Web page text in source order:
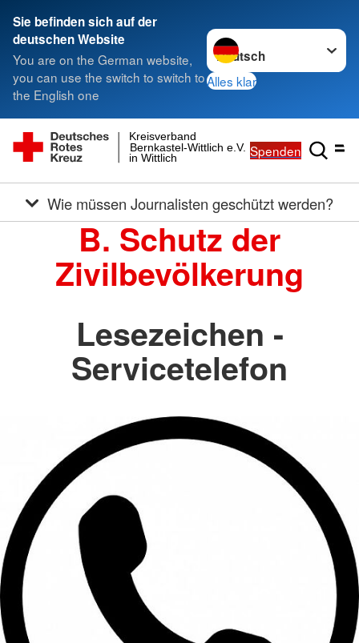
Sie befinden sich auf der
deutschen Website
You are on the German website,
you can use the switch to switch to
the English one
Sprache wechseln zu
Alles klar
in Wittlich
Bernkastel-Wittlich e.V.
Kreisverband
Spenden
Wie müssen Journalisten geschützt werden?
B. Schutz der
Zivilbevölkerung
Lesezeichen -
Servicetelefon